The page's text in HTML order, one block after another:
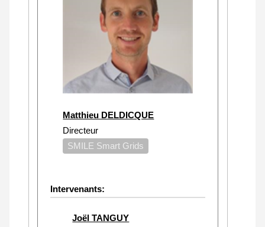
Matthieu DELDICQUE
Directeur
SMILE Smart Grids
Intervenants:
Joël TANGUY